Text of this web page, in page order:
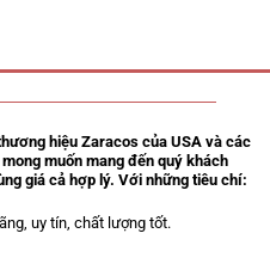
hiệu Zaracos của USA và các
muốn mang đến quý khách
giá cả hợp lý. Với những tiêu chí:
uy tín, chất lượng tốt.